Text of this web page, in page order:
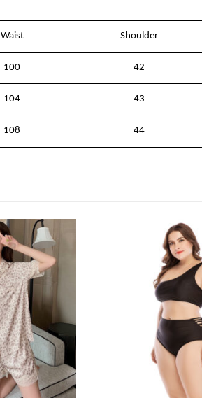
Waist Shoulder
100 42
104 43
108 44
למוצר זה יש מספר סוגים. ניתן לבחור את האפשרויות בעמוד המוצר